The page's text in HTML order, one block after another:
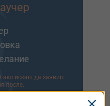
ако искаш да заявиш
после.